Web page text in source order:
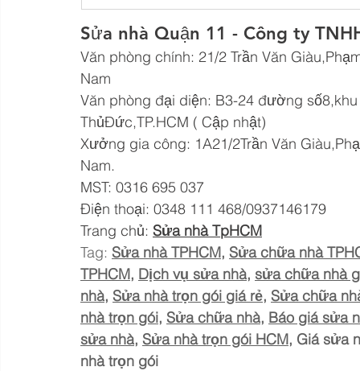
Sửa nhà Quận 11 - Công ty
Văn phòng chính: 21/2 Trần Văn
Nam
Văn phòng đại diện: B3-24 đường
ThủĐức,TP.HCM ( Cập nhật)
Xưởng gia công: 1A21/2Trần Văn
Nam.
MST: 0316 695 037
Điện thoại: 0348 111 468/0937146179
Trang chủ: Sửa nhà TpHCM
Tag: Sửa nhà TPHCM, Sửa chữa nhà
TPHCM, Dịch vụ sửa nhà, sửa chữa nhà
nhà, Sửa nhà trọn gói giá rẻ, Sửa chữa
nhà trọn gói, Sửa chữa nhà, Báo giá sửa
sửa nhà, Sửa nhà trọn gói HCM, Giá sửa
nhà trọn gói